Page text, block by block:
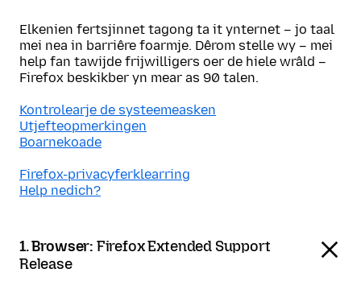
Elkenien fertsjinnet tagong ta it ynternet – jo taal
mei nea in barriêre foarmje. Dêrom stelle wy – mei
help fan tawijde frijwilligers oer de hiele wrâld –
Firefox beskikber yn mear as 90 talen.
Kontrolearje de systeemeasken
Utjefteopmerkingen
Boarnekoade
Firefox-privacyferklearring
Help nedich?
1. Browser: Firefox Extended Support
Release